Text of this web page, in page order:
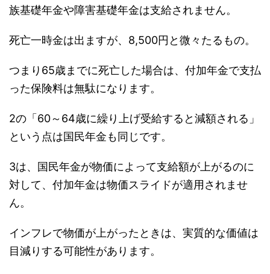
族基礎年金や障害基礎年金は支給されません。
死亡一時金は出ますが、8,500円と微々たるもの。
つまり65歳までに死亡した場合は、付加年金で支払
った保険料は無駄になります。
2の「60～64歳に繰り上げ受給すると減額される」
という点は国民年金も同じです。
3は、国民年金が物価によって支給額が上がるのに
対して、付加年金は物価スライドが適用されませ
ん。
インフレで物価が上がったときは、実質的な価値は
目減りする可能性があります。